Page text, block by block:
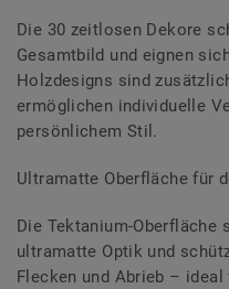
Die 30 zeitlosen Dekore
Gesamtbild und eignen
Holzdesigns sind
ermöglichen individuelle
persönlichem Stil.
Ultramatte Oberfläche für
Die Tektanium-Oberfläche
ultramatte Optik und
Flecken und Abrieb –